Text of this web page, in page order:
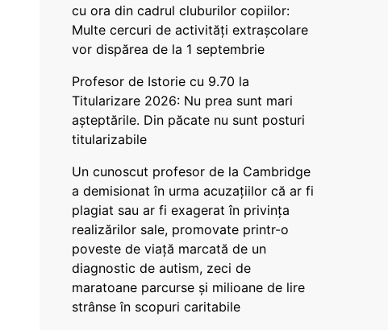
cu ora din cadrul cluburilor copiilor:
Multe cercuri de activități extrașcolare
vor dispărea de la 1 septembrie
Profesor de Istorie cu 9.70 la
Titularizare 2026: Nu prea sunt mari
așteptările. Din păcate nu sunt posturi
titularizabile
Un cunoscut profesor de la Cambridge
a demisionat în urma acuzațiilor că ar fi
plagiat sau ar fi exagerat în privința
realizărilor sale, promovate printr-o
poveste de viață marcată de un
diagnostic de autism, zeci de
maratoane parcurse și milioane de lire
strânse în scopuri caritabile